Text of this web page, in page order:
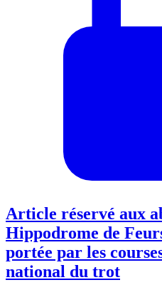
Article réservé aux
Hippodrome de
portée par les
national du trot